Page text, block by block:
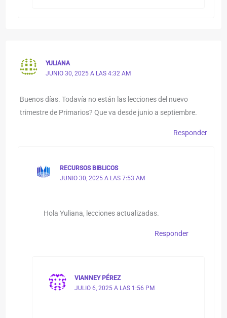
YULIANA
JUNIO 30, 2025 A LAS 4:32 AM
Buenos días. Todavía no están las lecciones del nuevo
trimestre de Primarios? Que va desde junio a septiembre.
Responder
RECURSOS BIBLICOS
JUNIO 30, 2025 A LAS 7:53 AM
Hola Yuliana, lecciones actualizadas.
Responder
VIANNEY PÉREZ
JULIO 6, 2025 A LAS 1:56 PM